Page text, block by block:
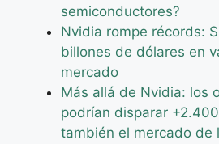
semiconductores?
Nvidia rompe récords:
billones de dólares en
mercado
Más allá de Nvidia: los
podrían disparar
también el mercado de